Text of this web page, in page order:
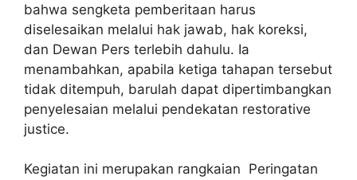
bahwa sengketa pemberitaan harus
diselesaikan melalui hak jawab, hak koreksi,
dan Dewan Pers terlebih dahulu. Ia
menambahkan, apabila ketiga tahapan tersebut
tidak ditempuh, barulah dapat dipertimbangkan
penyelesaian melalui pendekatan restorative
justice.
Kegiatan ini merupakan rangkaian Peringatan